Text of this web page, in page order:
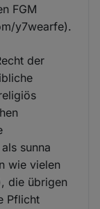
FGM
y7wearfe).
der
sunna
wie vielen
die übrigen
Pflicht